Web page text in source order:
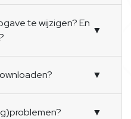
te wijzigen? En
▼
▼
▼